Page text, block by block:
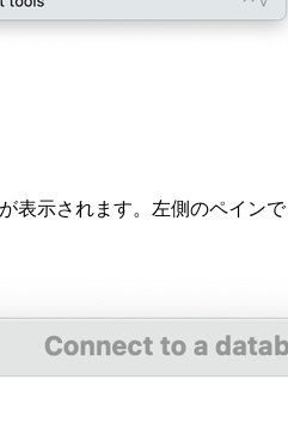
表示されます。左側のペインで